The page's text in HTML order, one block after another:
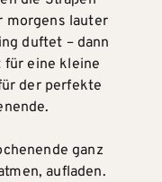
morgens lauter
duftet – dann
für eine kleine
der perfekte
ganz
aufladen.